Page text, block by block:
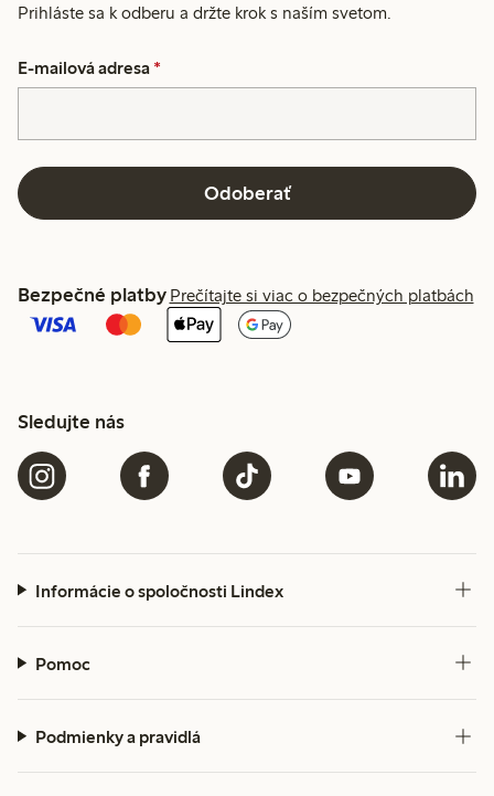
Prihláste sa k odberu a držte krok s naším svetom.
E-mailová adresa *
Odoberať
Bezpečné platby Prečítajte si viac o bezpečných platbách
Sledujte nás
Informácie o spoločnosti Lindex
Pomoc
Podmienky a pravidlá